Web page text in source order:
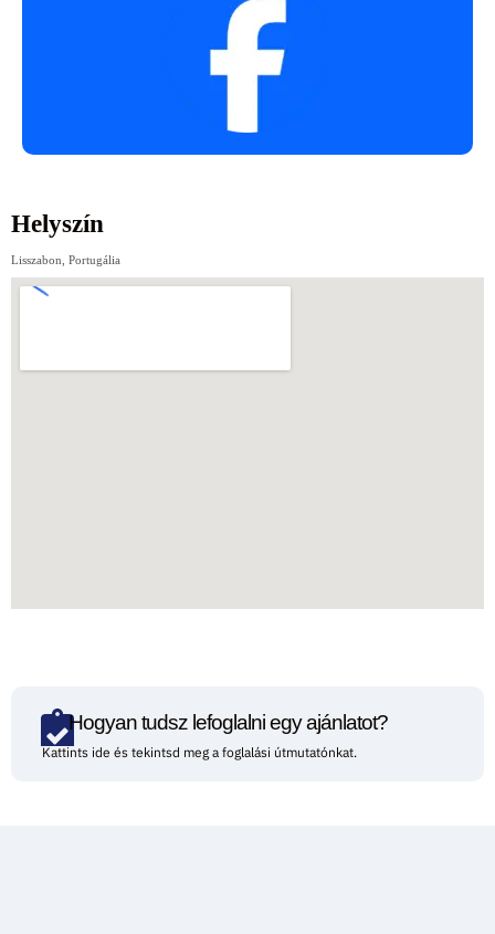
Helyszín
Lisszabon, Portugália
Hogyan tudsz lefoglalni egy ajánlatot?
Kattints ide és tekintsd meg a foglalási útmutatónkat.